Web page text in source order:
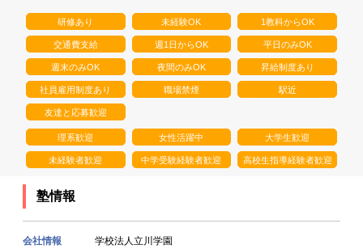
研修あり 未経験OK 1教科からOK
交通費支給 週1日からOK 平日のみOK
週末のみOK 夜間のみOK 昇給制度あり
社員雇用制度あり 職場禁煙 駅近
友達と応募歓迎
理系歓迎 女性活躍中 大学生歓迎
未経験者歓迎 中学受験経験者歓迎 高校生指導経験者歓迎
塾情報
会社情報
学校法人立川学園